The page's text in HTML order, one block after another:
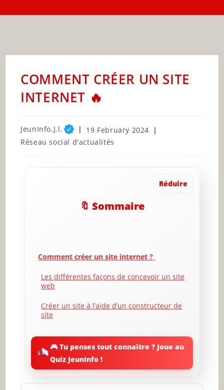
COMMENT CRÉER UN SITE
INTERNET 🔥
Post
author:
JeunInfo.J.l.
Post
published:
19 February 2024
Post
Réseau social d'actualités
Réduire
🔖 Sommaire
Comment créer un site internet ?
Les différentes façons de concevoir un site
web
Créer un site à l’aide d’un constructeur de
site
Partez à la recherche d’idées
Trouvez un thème
🎮 Tu penses tout connaître ? Joue au
Quiz JeunInfo !